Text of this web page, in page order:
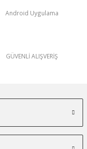
Android Uygulama
GÜVENLİ ALIŞVERİŞ